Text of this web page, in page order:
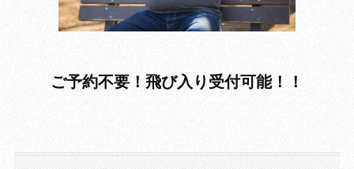
ご予約不要！飛び入り受付可能！！